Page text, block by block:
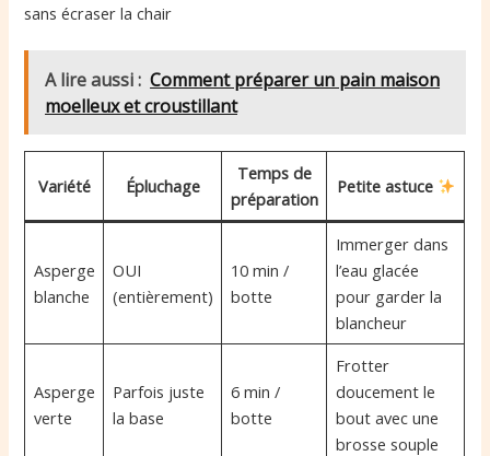
sans écraser la chair
A lire aussi : Comment préparer un pain maison
moelleux et croustillant
Variété Épluchage
Temps de
préparation
Petite astuce
Asperge
blanche
OUI
(entièrement)
10 min /
botte
Immerger dans
l’eau glacée
pour garder la
blancheur
Asperge
verte
Parfois juste
la base
6 min /
botte
Frotter
doucement le
bout avec une
brosse souple